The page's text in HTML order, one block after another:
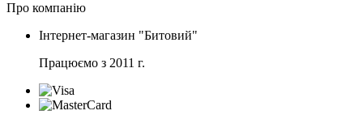
Про компанію
Інтернет-магазин "Битовий"
Працюємо з 2011 г.